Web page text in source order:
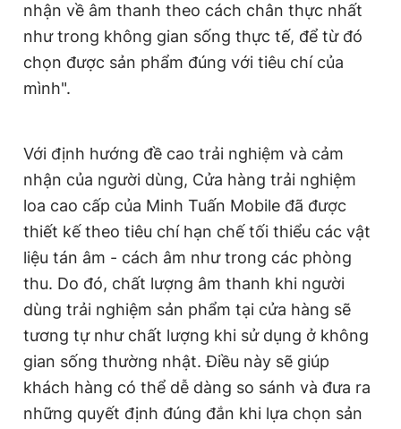
nhận về âm thanh theo cách chân thực nhất
như trong không gian sống thực tế, để từ đó
chọn được sản phẩm đúng với tiêu chí của
mình".
Với định hướng đề cao trải nghiệm và cảm
nhận của người dùng, Cửa hàng trải nghiệm
loa cao cấp của Minh Tuấn Mobile đã được
thiết kế theo tiêu chí hạn chế tối thiểu các vật
liệu tán âm - cách âm như trong các phòng
thu. Do đó, chất lượng âm thanh khi người
dùng trải nghiệm sản phẩm tại cửa hàng sẽ
tương tự như chất lượng khi sử dụng ở không
gian sống thường nhật. Điều này sẽ giúp
khách hàng có thể dễ dàng so sánh và đưa ra
những quyết định đúng đắn khi lựa chọn sản